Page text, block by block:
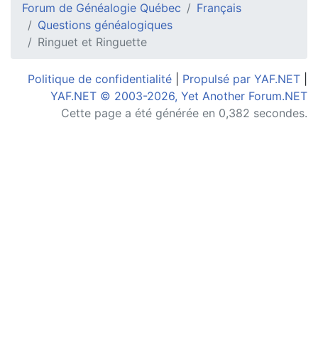
Forum de Généalogie Québec
Français
Questions généalogiques
Ringuet et Ringuette
Politique de confidentialité Propulsé par YAF.NET
YAF.NET © 2003-2026, Yet Another Forum.NET
Cette page a été générée en 0,382 secondes.